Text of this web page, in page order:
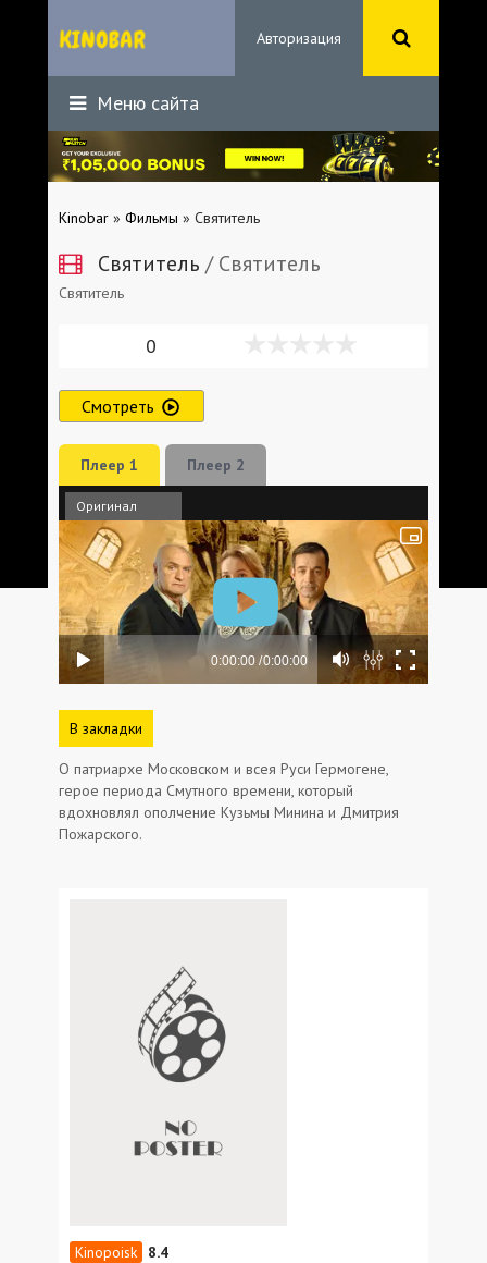
Авторизация
Меню сайта
Kinobar » Фильмы » Святитель
Святитель / Святитель
Святитель
0
Смотреть
Плеер 1 Плеер 2
Оригинал
В закладки
О патриархе Московском и всея Руси Гермогене,
герое периода Смутного времени, который
вдохновлял ополчение Кузьмы Минина и Дмитрия
Пожарского.
8.4